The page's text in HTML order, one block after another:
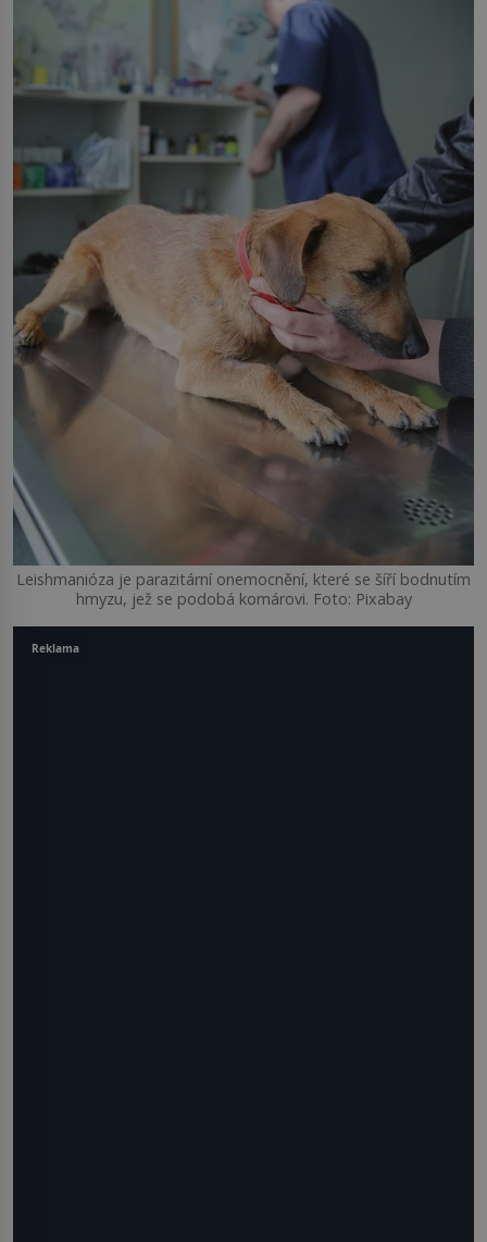
Leishmanióza je parazitární onemocnění, které se šíří bodnutím
hmyzu, jež se podobá komárovi. Foto: Pixabay
Reklama